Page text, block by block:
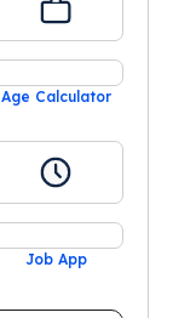
Age Calculator
Job App